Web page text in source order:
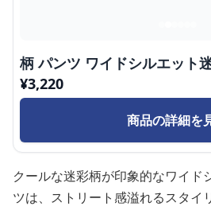
柄 パンツ ワイドシルエット
¥3,220
商品の詳細を
クールな迷彩柄が印象的なワイド
ツは、ストリート感溢れるスタイ